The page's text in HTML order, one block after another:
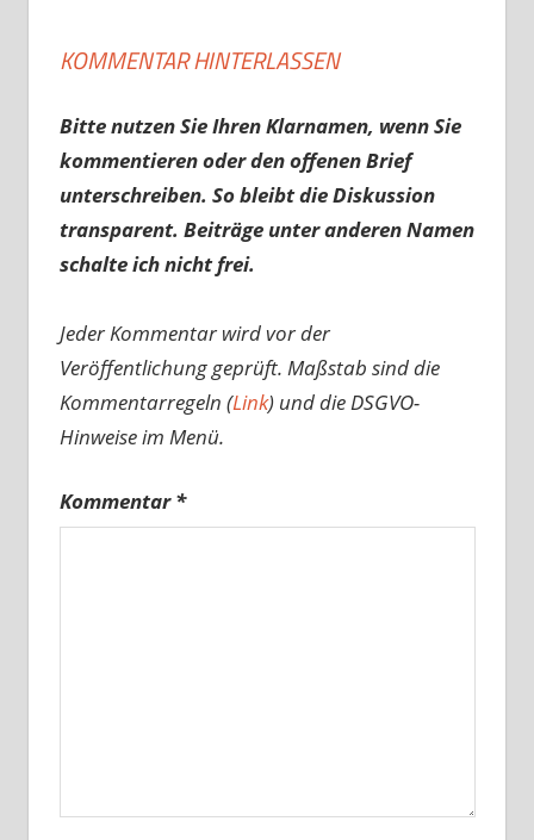
KOMMENTAR HINTERLASSEN
Bitte nutzen Sie Ihren Klarnamen, wenn Sie
kommentieren oder den offenen Brief
unterschreiben. So bleibt die Diskussion
transparent. Beiträge unter anderen Namen
schalte ich nicht frei.
Jeder Kommentar wird vor der
Veröffentlichung geprüft. Maßstab sind die
Kommentarregeln (Link) und die DSGVO-
Hinweise im Menü.
Kommentar*